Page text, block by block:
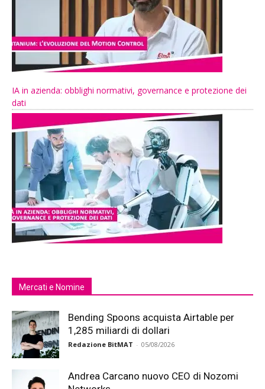
IA in azienda: obblighi normativi, governance e protezione dei
dati
Mercati e Nomine
Bending Spoons acquista Airtable per
1,285 miliardi di dollari
Redazione BitMAT - 05/08/2026
Andrea Carcano nuovo CEO di Nozomi